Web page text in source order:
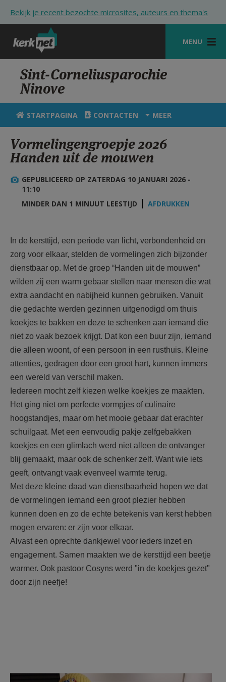
Bekijk je recent bezochte microsites, auteurs en thema's
MENU
STARTPAGINA
KERK
VIERINGEN
ZOEKEN
HULP
STARTPAGINA PORTAAL
AANMELDEN OF REGISTREREN
Sint-Corneliusparochie
Ninove
STARTPAGINA CONTACTEN MEER
Vormelingengroepje 2026
Handen uit de mouwen
GEPUBLICEERD OP ZATERDAG 10 JANUARI 2026 -
11:10
MINDER DAN 1 MINUUT LEESTIJD
AFDRUKKEN
In de kersttijd, een periode van licht, verbondenheid en
zorg voor elkaar, stelden de vormelingen zich bijzonder
dienstbaar op. Met de groep “Handen uit de mouwen”
wilden zij een warm gebaar stellen naar mensen die wat
extra aandacht en nabijheid kunnen gebruiken. Vanuit
die gedachte werden gezinnen uitgenodigd om thuis
koekjes te bakken en deze te schenken aan iemand die
niet zo vaak bezoek krijgt. Dat kon een buur zijn, iemand
die alleen woont, of een persoon in een rusthuis. Kleine
attenties, gedragen door een groot hart, kunnen immers
een wereld van verschil maken.
Iedereen mocht zelf kiezen welke koekjes ze maakten.
Het ging niet om perfecte vormpjes of culinaire
hoogstandjes, maar om het mooie gebaar dat erachter
schuilgaat. Met een eenvoudig pakje zelfgebakken
koekjes en een glimlach werd niet alleen de ontvanger
blij gemaakt, maar ook de schenker zelf. Want wie iets
geeft, ontvangt vaak evenveel warmte terug.
Met deze kleine daad van dienstbaarheid hopen we dat
de vormelingen iemand een groot plezier hebben
kunnen doen en zo de echte betekenis van kerst hebben
mogen ervaren: er zijn voor elkaar.
Alvast een oprechte dankjewel voor ieders inzet en
engagement. Samen maakten we de kersttijd een beetje
warmer. Ook pastoor Cosyns werd "in de koekjes gezet"
door zijn neefje!